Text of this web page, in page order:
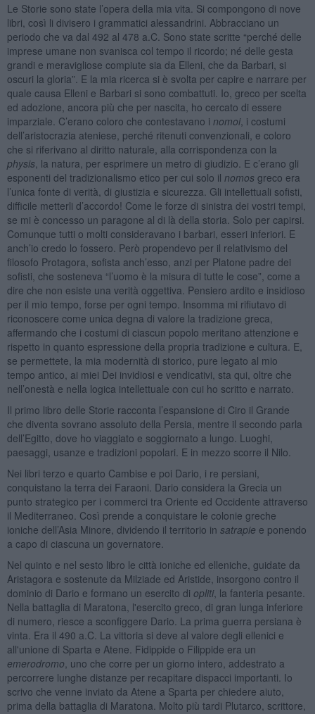
Le Storie sono state l’opera della mia vita. Si compongono di nove
libri, così li divisero i grammatici alessandrini. Abbracciano un
periodo che va dal 492 al 478 a.C. Sono state scritte “perché delle
imprese umane non svanisca col tempo il ricordo; né delle gesta
grandi e meravigliose compiute sia da Elleni, che da Barbari, si
oscuri la gloria”. E la mia ricerca si è svolta per capire e narrare per
quale causa Elleni e Barbari si sono combattuti. Io, greco per scelta
ed adozione, ancora più che per nascita, ho cercato di essere
imparziale. C’erano coloro che contestavano i nomoi, i costumi
dell’aristocrazia ateniese, perché ritenuti convenzionali, e coloro
che si riferivano al diritto naturale, alla corrispondenza con la
physis, la natura, per esprimere un metro di giudizio. E c’erano gli
esponenti del tradizionalismo etico per cui solo il nomosgreco era
l’unica fonte di verità, di giustizia e sicurezza. Gli intellettuali sofisti,
difficile metterli d’accordo! Come le forze di sinistra dei vostri tempi,
se mi è concesso un paragone al di là della storia. Solo per capirsi.
Comunque tutti o molti consideravano i barbari, esseri inferiori. E
anch’io credo lo fossero. Però propendevo per il relativismo del
filosofo Protagora, sofista anch’esso, anzi per Platone padre dei
sofisti, che sosteneva “l’uomo è la misura di tutte le cose”, come a
dire che non esiste una verità oggettiva. Pensiero ardito e insidioso
per il mio tempo, forse per ogni tempo. Insomma mi rifiutavo di
riconoscere come unica degna di valore la tradizione greca,
affermando che i costumi di ciascun popolo meritano attenzione e
rispetto in quanto espressione della propria tradizione e cultura. E,
se permettete, la mia modernità di storico, pure legato al mio
tempo antico, ai miei Dei invidiosi e vendicativi, sta qui, oltre che
nell’onestà e nella logica intellettuale con cui ho scritto e narrato.
Il primo libro delle Storie racconta l’espansione di Ciro il Grande
che diventa sovrano assoluto della Persia, mentre il secondo parla
dell’Egitto, dove ho viaggiato e soggiornato a lungo. Luoghi,
paesaggi, usanze e tradizioni popolari. E in mezzo scorre il Nilo.
Nei libri terzo e quarto Cambise e poi Dario, i re persiani,
conquistano la terra dei Faraoni. Dario considera la Grecia un
punto strategico per i commerci tra Oriente ed Occidente attraverso
il Mediterraneo. Così prende a conquistare le colonie greche
ioniche dell’Asia Minore, dividendo il territorio in satrapie e ponendo
a capo di ciascuna un governatore.
Nel quinto e nel sesto libro le città ioniche ed elleniche, guidate da
Aristagora e sostenute da Milziade ed Aristide, insorgono contro il
dominio di Dario e formano un esercito di opliti, la fanteria pesante.
Nella battaglia di Maratona, l'esercito greco, di gran lunga inferiore
di numero, riesce a sconfiggere Dario. La prima guerra persiana è
vinta. Era il 490 a.C. La vittoria si deve al valore degli ellenici e
all'unione di Sparta e Atene. Fidippide o Filippide era un
emerodromo , uno che corre per un giorno intero, addestrato a
percorrere lunghe distanze per recapitare dispacci importanti. Io
scrivo che venne inviato da Atene a Sparta per chiedere aiuto,
prima della battaglia di Maratona. Molto più tardi Plutarco, scrittore,